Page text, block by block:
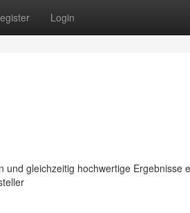
Login
gleichzeitig hochwertige Ergebnisse